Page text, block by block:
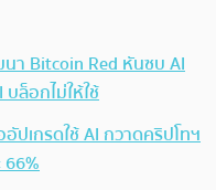
า Bitcoin Red หันซบ AI
ล็อกไม่ให้ใช้
ปเกรดใช้ AI กวาดคริปโทฯ
66%